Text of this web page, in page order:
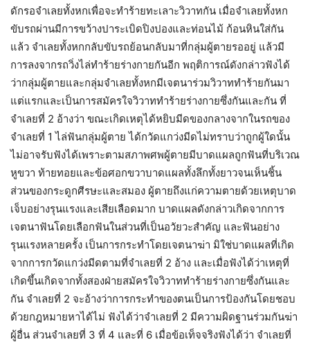
ดักรอจำเลยทั้งหกเพื่อจะทำร้ายทะเลาะวิวาทกัน เมื่อจำเลยทั้งหก
ขับรถผ่านมีการขว้างปาระเบิดปิงปองและท่อนไม้ ก้อนหินใส่กัน
แล้ว จำเลยทั้งหกกลับขับรถย้อนกลับมาที่กลุ่มผู้ตายรออยู่ แล้วมี
การลงจากรถวิ่งไล่ทำร้ายร่างกายกันอีก พฤติการณ์ดังกล่าวฟังได้
ว่ากลุ่มผู้ตายและกลุ่มจำเลยทั้งหกมีเจตนาร่วมวิวาททำร้ายกันมา
แต่แรกและเป็นการสมัครใจวิวาททำร้ายร่างกายซึ่งกันและกัน ที่
จำเลยที่ 2 อ้างว่า ขณะเกิดเหตุได้หยิบมีดของกลางจากในรถของ
จำเลยที่ 1 ไล่ฟันกลุ่มผู้ตาย ได้กวัดแกว่งมีดไม่ทราบว่าถูกผู้ใดนั้น
ไม่อาจรับฟังได้เพราะตามสภาพศพผู้ตายมีบาดแผลถูกฟันที่บริเวณ
หูขวา ท้ายทอยและข้อศอกขวาบาดแผลทั้งลึกทั้งยาวจนเห็นชิ้น
ส่วนของกระดูกศีรษะและสมอง ผู้ตายถึงแก่ความตายด้วยเหตุบาด
เจ็บอย่างรุนแรงและเสียเลือดมาก บาดแผลดังกล่าวเกิดจากการ
เจตนาฟันโดยเลือกฟันในส่วนที่เป็นอวัยวะสำคัญ และฟันอย่าง
รุนแรงหลายครั้ง เป็นการกระทำโดยเจตนาฆ่า มิใช่บาดแผลที่เกิด
จากการกวัดแกว่งมีดตามที่จำเลยที่ 2 อ้าง และเมื่อฟังได้ว่าเหตุที่
เกิดขึ้นเกิดจากทั้งสองฝ่ายสมัครใจวิวาททำร้ายร่างกายซึ่งกันและ
กัน จำเลยที่ 2 จะอ้างว่าการกระทำของตนเป็นการป้องกันโดยชอบ
ด้วยกฎหมายหาได้ไม่ ฟังได้ว่าจำเลยที่ 2 มีความผิดฐานร่วมกันฆ่า
ผู้อื่น ส่วนจำเลยที่ 3 ที่ 4 และที่ 6 เมื่อข้อเท็จจริงฟังได้ว่า จำเลยที่